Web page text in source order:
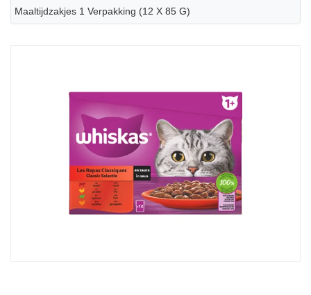
Maaltijdzakjes 1 Verpakking (12 X 85 G)